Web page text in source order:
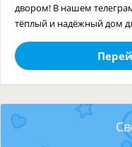
двором! В нашем
тёплый и надёжный дом